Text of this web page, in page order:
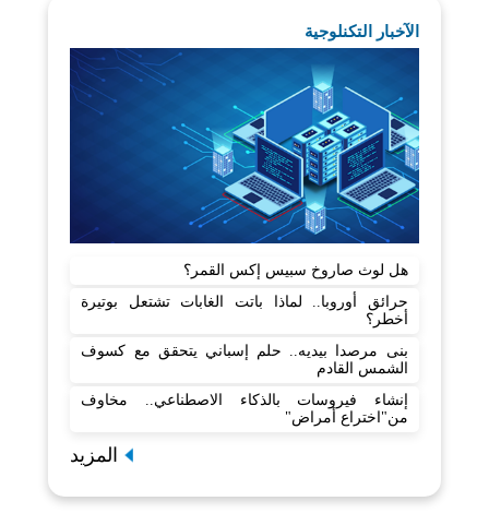
الآخبار التكنلوجية
هل لوث صاروخ سبيس إكس القمر؟
حرائق أوروبا.. لماذا باتت الغابات تشتعل بوتيرة
أخطر؟
بنى مرصدا بيديه.. حلم إسباني يتحقق مع كسوف
الشمس القادم
إنشاء فيروسات بالذكاء الاصطناعي.. مخاوف
من"اختراع أمراض"
المزيد